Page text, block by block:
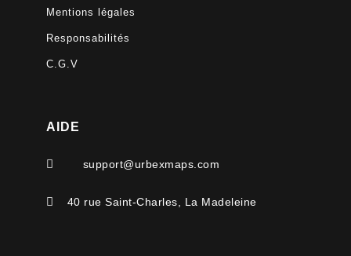
Mentions légales
Responsabilités
C.G.V
AIDE
 support@urbexmaps.com
 40 rue Saint-Charles, La Madeleine